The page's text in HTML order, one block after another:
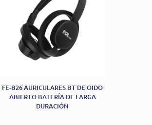
FE-B26 AURICULARES BT DE OIDO
ABIERTO BATERÍA DE LARGA
DURACIÓN